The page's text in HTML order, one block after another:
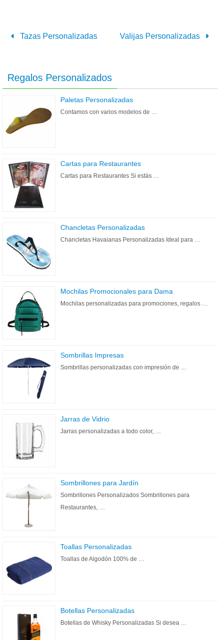
Tazas Personalizadas Valijas Personalizadas
Regalos Personalizados
Paletas Personalizadas
Contamos con varios modelos de …
Cartas para Restaurantes
Cartas para Restaurantes Si estás …
Chancletas Personalizadas
Chancletas Havaianas Personalizadas Ideal para …
Mochilas Promocionales para Dama
Mochilas personalizadas para promociones, regalos …
Sombrillas Impresas
Sombrillas personalizadas con impresión de …
Jarras de Vidrio
Jarras personalizadas a todo color, …
Sombrillones para Jardín
Sombrillones Personalizados Sombrillones para
Restaurantes, …
Toallas Personalizadas
Toallas de Algodón 100% de …
Botellas Personalizadas
Botellas de Whisky Personalizadas Si desea …